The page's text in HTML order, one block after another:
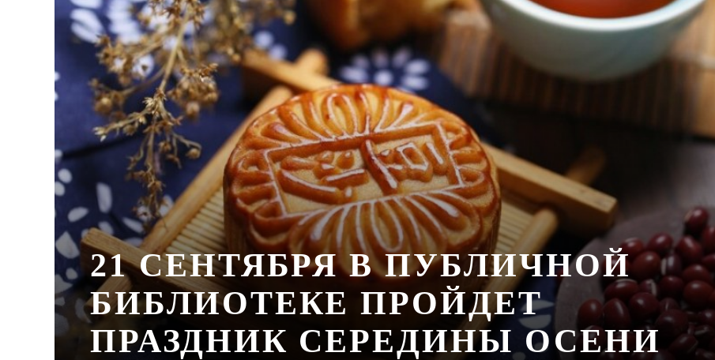
21 СЕНТЯБРЯ В ПУБЛИЧНОЙ
БИБЛИОТЕКЕ ПРОЙДЕТ
ПРАЗДНИК СЕРЕДИНЫ ОСЕНИ